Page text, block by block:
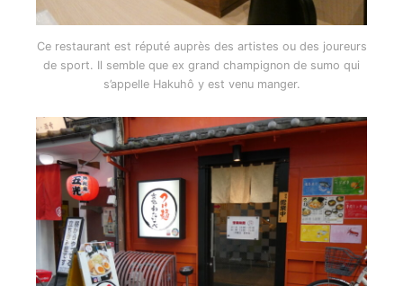
Ce restaurant est réputé auprès des artistes ou des joureurs
de sport. Il semble que ex grand champignon de sumo qui
s’appelle Hakuhô y est venu manger.